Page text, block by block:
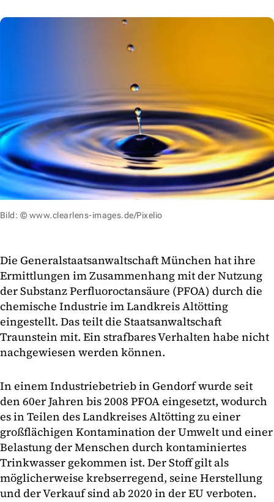
Bild: © www.clearlens-images.de/Pixelio
Die Generalstaatsanwaltschaft München hat ihre
Ermittlungen im Zusammenhang mit der Nutzung
der Substanz Perfluoroctansäure (PFOA) durch die
chemische Industrie im Landkreis Altötting
eingestellt. Das teilt die Staatsanwaltschaft
Traunstein mit. Ein strafbares Verhalten habe nicht
nachgewiesen werden können.
In einem Industriebetrieb in Gendorf wurde seit
den 60er Jahren bis 2008 PFOA eingesetzt, wodurch
es in Teilen des Landkreises Altötting zu einer
großflächigen Kontamination der Umwelt und einer
Belastung der Menschen durch kontaminiertes
Trinkwasser gekommen ist. Der Stoff gilt als
möglicherweise krebserregend, seine Herstellung
und der Verkauf sind ab 2020 in der EU verboten.